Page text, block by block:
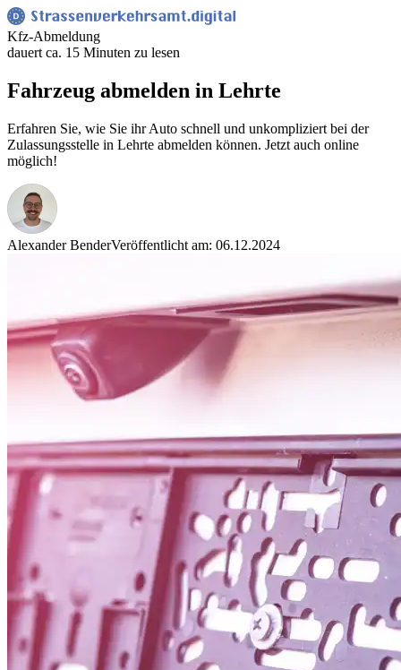
Kfz-Abmeldung
dauert ca. 15 Minuten zu lesen
Fahrzeug abmelden in Lehrte
Erfahren Sie, wie Sie ihr Auto schnell und unkompliziert bei der
Zulassungsstelle in Lehrte abmelden können. Jetzt auch online
möglich!
Alexander BenderVeröffentlicht am: 06.12.2024